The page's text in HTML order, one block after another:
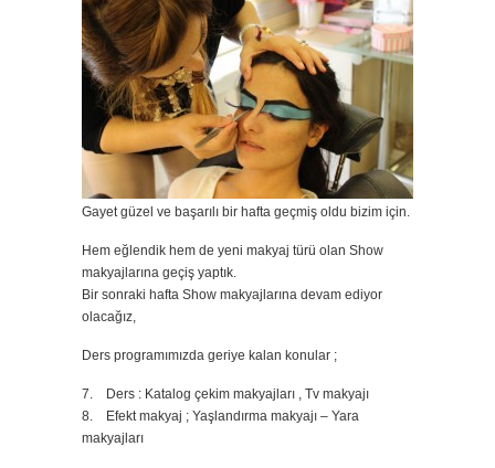
Gayet güzel ve başarılı bir hafta geçmiş oldu bizim için.
Hem eğlendik hem de yeni makyaj türü olan Show
makyajlarına geçiş yaptık.
Bir sonraki hafta Show makyajlarına devam ediyor
olacağız,
Ders programımızda geriye kalan konular ;
7. Ders : Katalog çekim makyajları , Tv makyajı
8. Efekt makyaj ; Yaşlandırma makyajı – Yara
makyajları